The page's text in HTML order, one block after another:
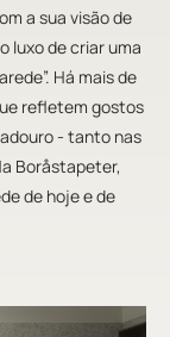
a sua visão de
luxo de criar uma
Há mais de
refletem gostos
- tanto nas
Boråstapeter,
de hoje e de